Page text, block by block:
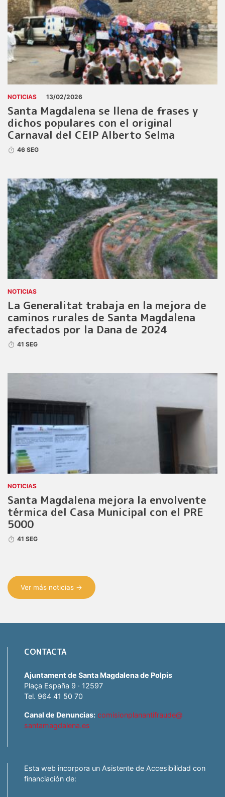
NOTICIAS 13/02/2026
Santa Magdalena se llena de frases y
dichos populares con el original
Carnaval del CEIP Alberto Selma
46 SEG
NOTICIAS
La Generalitat trabaja en la mejora de
caminos rurales de Santa Magdalena
afectados por la Dana de 2024
41 SEG
NOTICIAS
Santa Magdalena mejora la envolvente
térmica del Casa Municipal con el PRE
5000
41 SEG
Ver más noticias →
CONTACTA
Ajuntament de Santa Magdalena de Polpis
Plaça España 9 · 12597
Tel. 964 41 50 70
Canal de Denuncias: comisionplanantifraude@
santamagdalena.es
Esta web incorpora un Asistente de Accesibilidad con
financiación de: